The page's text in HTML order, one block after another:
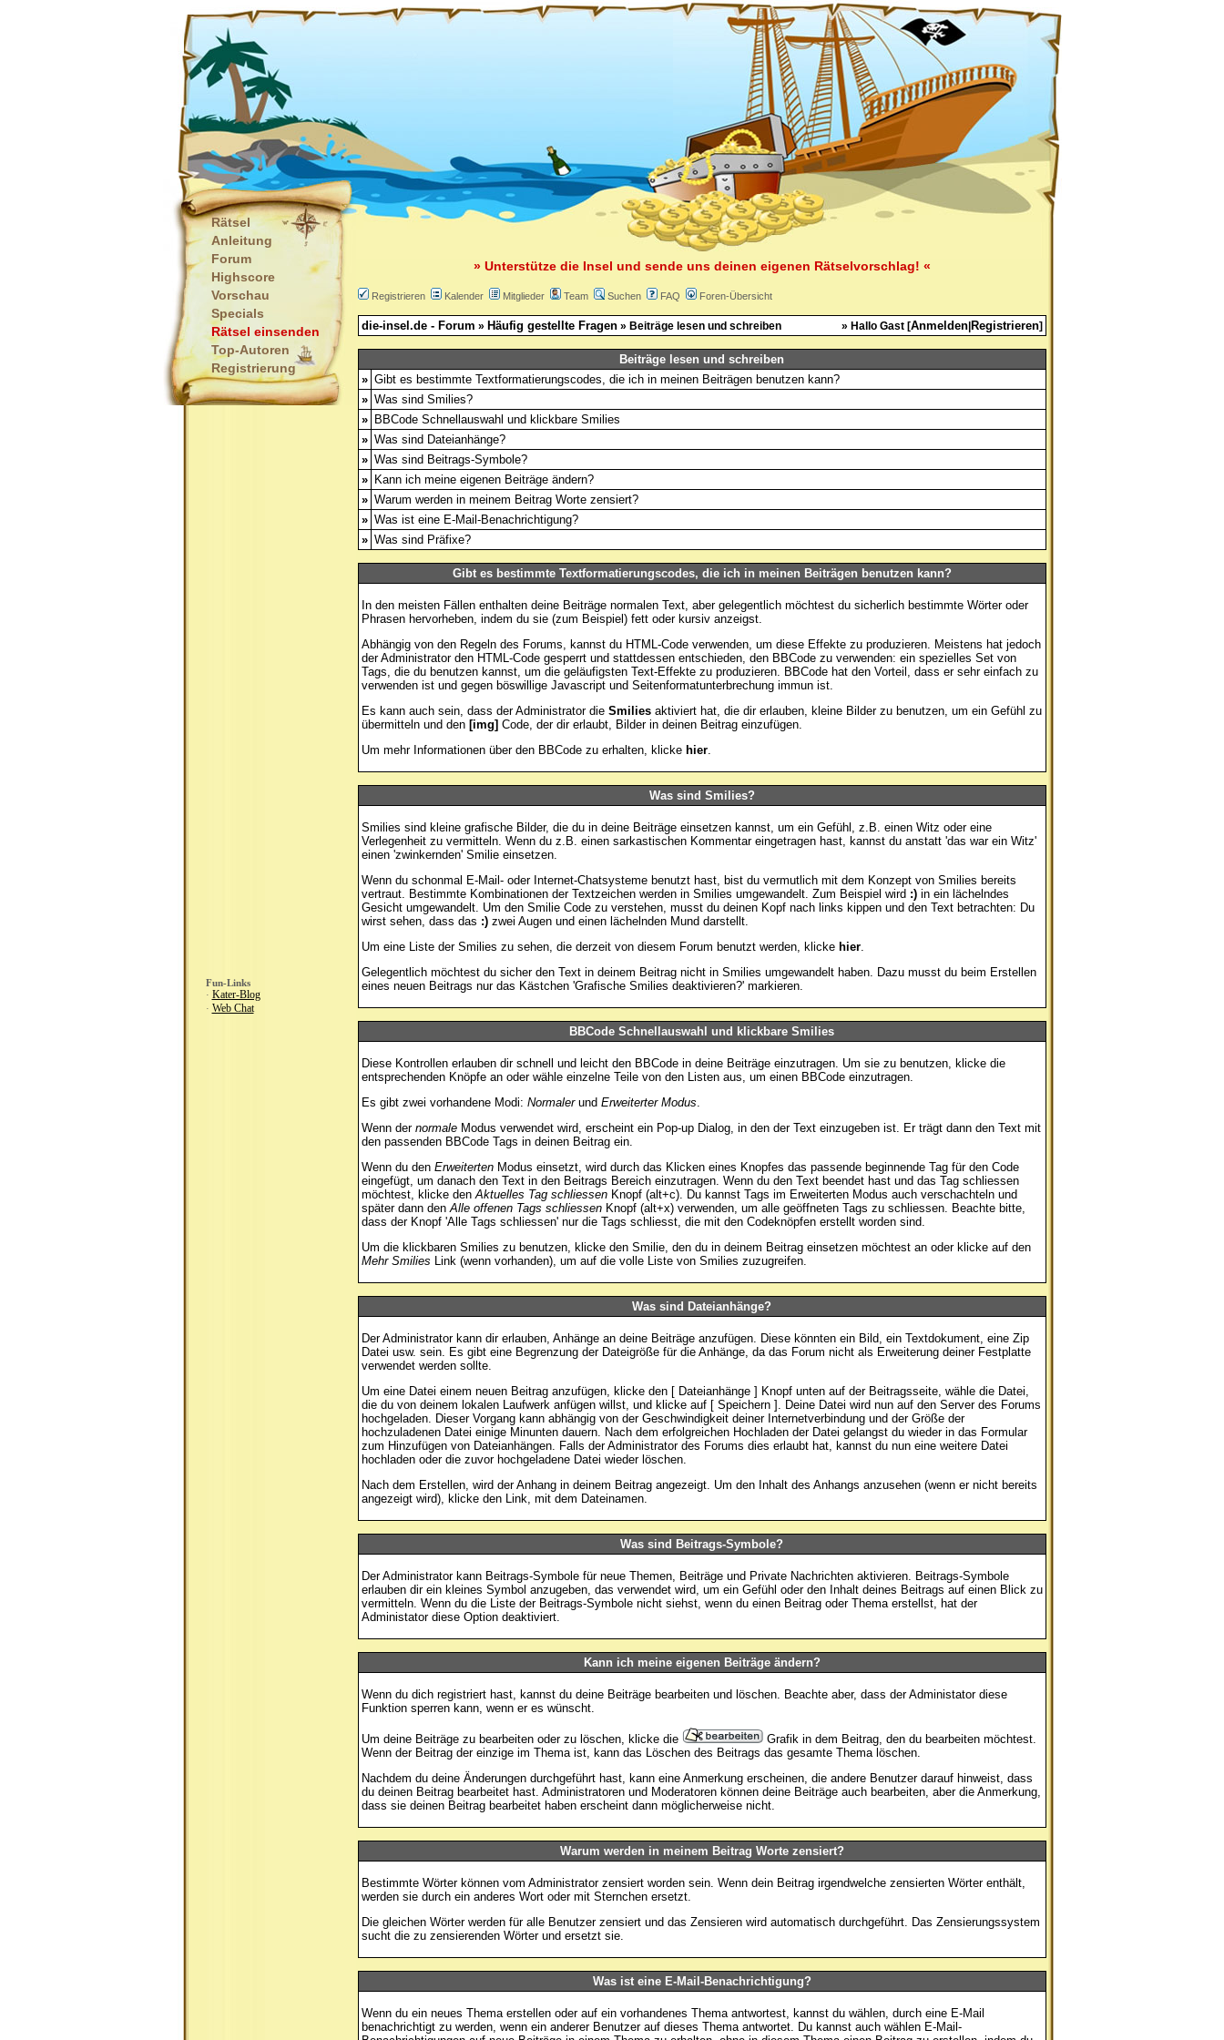
Rätsel
Anleitung
Forum
Highscore
Vorschau
Specials
Rätsel einsenden
Top-Autoren
Registrierung
Fun-Links
· Kater-Blog
· Web Chat
» Unterstütze die Insel und sende uns deinen eigenen Rätselvorschlag! «
Registrieren Kalender Mitglieder Team Suchen FAQ Foren-Übersicht
die-insel.de - Forum » Häufig gestellte Fragen» Beiträge lesen und schreiben » Hallo Gast [Anmelden|Registrieren]
Beiträge lesen und schreiben
» Gibt es bestimmte Textformatierungscodes, die ich in meinen Beiträgen benutzen kann?
» Was sind Smilies?
»
BBCode Schnellauswahl und klickbare Smilies
» Was sind Dateianhänge?
» Was sind Beitrags-Symbole?
»
Kann ich meine eigenen Beiträge ändern?
» Warum werden in meinem Beitrag Worte zensiert?
» Was ist eine E-Mail-Benachrichtigung?
» Was sind Präfixe?
Gibt es bestimmte Textformatierungscodes, die ich in meinen Beiträgen benutzen kann?
In den meisten Fällen enthalten deine Beiträge normalen Text, aber gelegentlich möchtest du sicherlich bestimmte Wörter oder
Phrasen hervorheben, indem du sie (zum Beispiel) fett oder kursiv anzeigst.
Abhängig von den Regeln des Forums, kannst du HTML-Code verwenden, um diese Effekte zu produzieren. Meistens hat jedoch
der Administrator den HTML-Code gesperrt und stattdessen entschieden, den BBCode zu verwenden: ein spezielles Set von
Tags, die du benutzen kannst, um die geläufigsten Text-Effekte zu produzieren. BBCode hat den Vorteil, dass er sehr einfach zu
verwenden ist und gegen böswillige Javascript und Seitenformatunterbrechung immun ist.
Es kann auch sein, dass der Administrator die Smiliesaktiviert hat, die dir erlauben, kleine Bilder zu benutzen, um ein Gefühl zu
übermitteln und den [img] Code, der dir erlaubt, Bilder in deinen Beitrag einzufügen.
Um mehr Informationen über den BBCode zu erhalten, klicke hier.
Was sind Smilies?
Smilies sind kleine grafische Bilder, die du in deine Beiträge einsetzen kannst, um ein Gefühl, z.B. einen Witz oder eine
Verlegenheit zu vermitteln. Wenn du z.B. einen sarkastischen Kommentar eingetragen hast, kannst du anstatt 'das war ein Witz'
einen 'zwinkernden' Smilie einsetzen.
Wenn du schonmal E-Mail- oder Internet-Chatsysteme benutzt hast, bist du vermutlich mit dem Konzept von Smilies bereits
vertraut. Bestimmte Kombinationen der Textzeichen werden in Smilies umgewandelt. Zum Beispiel wird :)in ein lächelndes
Gesicht umgewandelt. Um den Smilie Code zu verstehen, musst du deinen Kopf nach links kippen und den Text betrachten: Du
wirst sehen, dass das :)zwei Augen und einen lächelnden Mund darstellt.
Um eine Liste der Smilies zu sehen, die derzeit von diesem Forum benutzt werden, klicke hier.
Gelegentlich möchtest du sicher den Text in deinem Beitrag nicht in Smilies umgewandelt haben. Dazu musst du beim Erstellen
eines neuen Beitrags nur das Kästchen 'Grafische Smilies deaktivieren?' markieren.
BBCode Schnellauswahl und klickbare Smilies
Diese Kontrollen erlauben dir schnell und leicht den BBCode in deine Beiträge einzutragen. Um sie zu benutzen, klicke die
entsprechenden Knöpfe an oder wähle einzelne Teile von den Listen aus, um einen BBCode einzutragen.
Es gibt zwei vorhandene Modi: Normalerund Erweiterter Modus.
Wenn der normaleModus verwendet wird, erscheint ein Pop-up Dialog, in den der Text einzugeben ist. Er trägt dann den Text mit
den passenden BBCode Tags in deinen Beitrag ein.
Wenn du den ErweitertenModus einsetzt, wird durch das Klicken eines Knopfes das passende beginnende Tag für den Code
eingefügt, um danach den Text in den Beitrags Bereich einzutragen. Wenn du den Text beendet hast und das Tag schliessen
möchtest, klicke denAktuelles Tag schliessenKnopf (alt+c). Du kannst Tags im Erweiterten Modus auch verschachteln und
später dann denAlle offenen Tags schliessenKnopf (alt+x) verwenden, um alle geöffneten Tags zu schliessen. Beachte bitte,
dass der Knopf 'Alle Tags schliessen' nur die Tags schliesst, die mit den Codeknöpfen erstellt worden sind.
Um die klickbaren Smilies zu benutzen, klicke den Smilie, den du in deinem Beitrag einsetzen möchtest an oder klicke auf den
Mehr Smilies Link (wenn vorhanden), um auf die volle Liste von Smilies zuzugreifen.
Was sind Dateianhänge?
Der Administrator kann dir erlauben, Anhänge an deine Beiträge anzufügen. Diese könnten ein Bild, ein Textdokument, eine Zip
Datei usw. sein. Es gibt eine Begrenzung der Dateigröße für die Anhänge, da das Forum nicht als Erweiterung deiner Festplatte
verwendet werden sollte.
Um eine Datei einem neuen Beitrag anzufügen, klicke den [ Dateianhänge ] Knopf unten auf der Beitragsseite, wähle die Datei,
die du von deinem lokalen Laufwerk anfügen willst, und klicke auf [ Speichern ]. Deine Datei wird nun auf den Server des Forums
hochgeladen. Dieser Vorgang kann abhängig von der Geschwindigkeit deiner Internetverbindung und der Größe der
hochzuladenen Datei einige Minunten dauern. Nach dem erfolgreichen Hochladen der Datei gelangst du wieder in das Formular
zum Hinzufügen von Dateianhängen. Falls der Administrator des Forums dies erlaubt hat, kannst du nun eine weitere Datei
hochladen oder die zuvor hochgeladene Datei wieder löschen.
Nach dem Erstellen, wird der Anhang in deinem Beitrag angezeigt. Um den Inhalt des Anhangs anzusehen (wenn er nicht bereits
angezeigt wird), klicke den Link, mit dem Dateinamen.
Was sind Beitrags-Symbole?
Der Administrator kann Beitrags-Symbole für neue Themen, Beiträge und Private Nachrichten aktivieren. Beitrags-Symbole
erlauben dir ein kleines Symbol anzugeben, das verwendet wird, um ein Gefühl oder den Inhalt deines Beitrags auf einen Blick zu
vermitteln. Wenn du die Liste der Beitrags-Symbole nicht siehst, wenn du einen Beitrag oder Thema erstellst, hat der
Administator diese Option deaktiviert.
Kann ich meine eigenen Beiträge ändern?
Wenn du dich registriert hast, kannst du deine Beiträge bearbeiten und löschen. Beachte aber, dass der Administator diese
Funktion sperren kann, wenn er es wünscht.
Um deine Beiträge zu bearbeiten oder zu löschen, klicke die
Grafik in dem Beitrag, den du bearbeiten möchtest.
Wenn der Beitrag der einzige im Thema ist, kann das Löschen des Beitrags das gesamte Thema löschen.
Nachdem du deine Änderungen durchgeführt hast, kann eine Anmerkung erscheinen, die andere Benutzer darauf hinweist, dass
du deinen Beitrag bearbeitet hast. Administratoren und Moderatoren können deine Beiträge auch bearbeiten, aber die Anmerkung,
dass sie deinen Beitrag bearbeitet haben erscheint dann möglicherweise nicht.
Warum werden in meinem Beitrag Worte zensiert?
Bestimmte Wörter können vom Administrator zensiert worden sein. Wenn dein Beitrag irgendwelche zensierten Wörter enthält,
werden sie durch ein anderes Wort oder mit Sternchen ersetzt.
Die gleichen Wörter werden für alle Benutzer zensiert und das Zensieren wird automatisch durchgeführt. Das Zensierungssystem
sucht die zu zensierenden Wörter und ersetzt sie.
Was ist eine E-Mail-Benachrichtigung?
Wenn du ein neues Thema erstellen oder auf ein vorhandenes Thema antwortest, kannst du wählen, durch eine E-Mail
benachrichtigt zu werden, wenn ein anderer Benutzer auf dieses Thema antwortet. Du kannst auch wählen E-Mail-